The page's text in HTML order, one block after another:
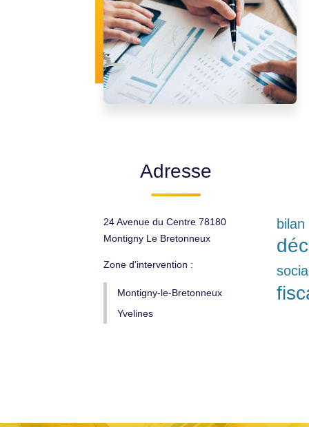
Adresse
24 Avenue du Centre 78180
Montigny Le Bretonneux
Zone d'intervention :
Montigny-le-Bretonneux
Yvelines